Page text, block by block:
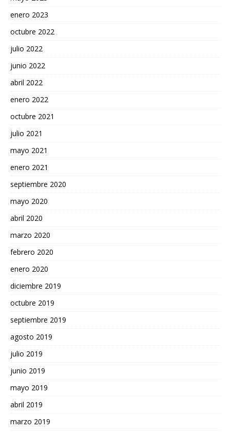
enero 2023
octubre 2022
julio 2022
junio 2022
abril 2022
enero 2022
octubre 2021
julio 2021
mayo 2021
enero 2021
septiembre 2020
mayo 2020
abril 2020
marzo 2020
febrero 2020
enero 2020
diciembre 2019
octubre 2019
septiembre 2019
agosto 2019
julio 2019
junio 2019
mayo 2019
abril 2019
marzo 2019